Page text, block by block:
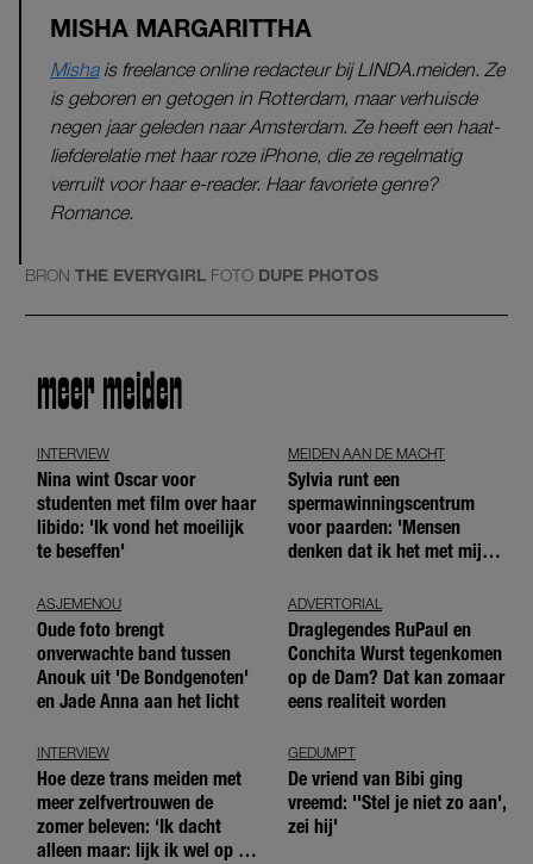
MISHA MARGARITTHA
Mishais freelance online redacteur bij LINDA.meiden. Ze
is geboren en getogen in Rotterdam, maar verhuisde
negen jaar geleden naar Amsterdam. Ze heeft een haat-
liefderelatie met haar roze iPhone, die ze regelmatig
verruilt voor haar e-reader. Haar favoriete genre?
Romance.
BRON THE EVERYGIRL FOTO DUPE PHOTOS
meer meiden
INTERVIEW
Nina wint Oscar voor
studenten met film over haar
libido: 'Ik vond het moeilijk
te beseffen'
MEIDEN AAN DE MACHT
Sylvia runt een
spermawinningscentrum
voor paarden: 'Mensen
denken dat ik het met mijn
ASJEMENOU
Oude foto brengt
onverwachte band tussen
Anouk uit 'De Bondgenoten'
en Jade Anna aan het licht
ADVERTORIAL
Draglegendes RuPaul en
Conchita Wurst tegenkomen
op de Dam? Dat kan zomaar
eens realiteit worden
INTERVIEW
Hoe deze trans meiden met
meer zelfvertrouwen de
zomer beleven: ‘Ik dacht
alleen maar: lijk ik wel op de
GEDUMPT
De vriend van Bibi ging
vreemd: ''Stel je niet zo aan',
zei hij'